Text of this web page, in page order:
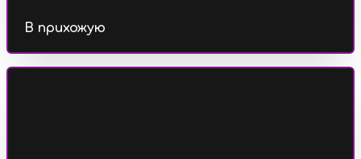
В прихожую